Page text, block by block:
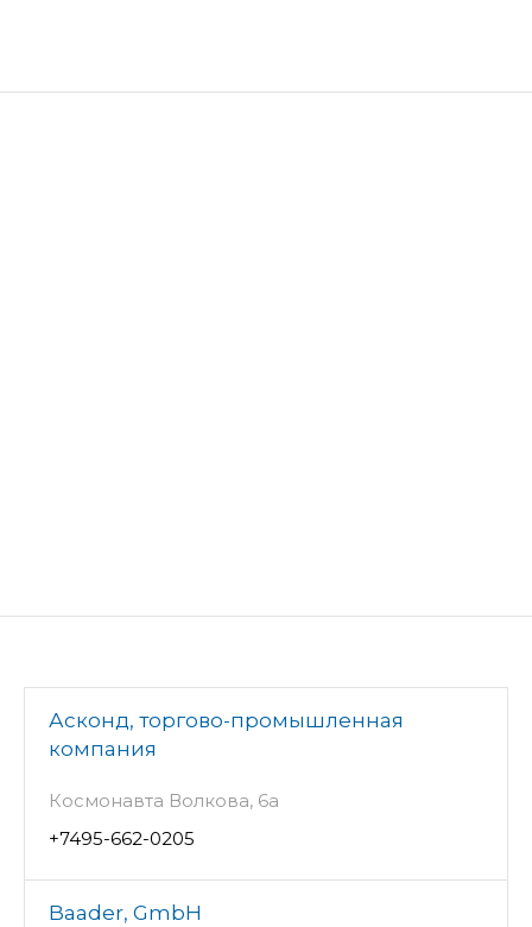
Асконд, торгово-промышленная
компания
Космонавта Волкова, 6а
+7495-662-0205
Baader, GmbH